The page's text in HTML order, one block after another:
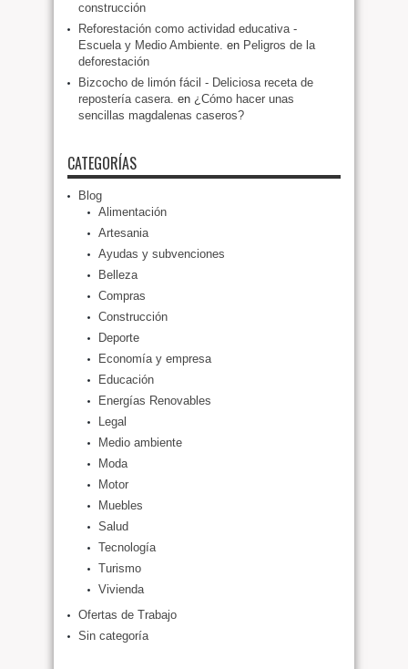
construcción
Reforestación como actividad educativa -
Escuela y Medio Ambiente. en Peligros de la
deforestación
Bizcocho de limón fácil - Deliciosa receta de
repostería casera. en ¿Cómo hacer unas
sencillas magdalenas caseros?
CATEGORÍAS
Blog
Alimentación
Artesania
Ayudas y subvenciones
Belleza
Compras
Construcción
Deporte
Economía y empresa
Educación
Energías Renovables
Legal
Medio ambiente
Moda
Motor
Muebles
Salud
Tecnología
Turismo
Vivienda
Ofertas de Trabajo
Sin categoría